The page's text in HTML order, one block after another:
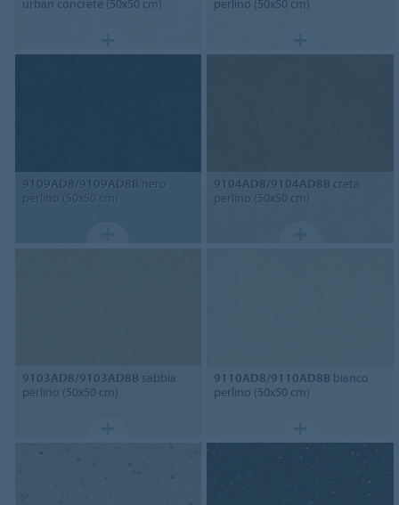
urban concrete (50x50 cm) perlino (50x50 cm)
9109AD8/9109AD8B nero
perlino (50x50 cm)
9104AD8/9104AD8B creta
perlino (50x50 cm)
9103AD8/9103AD8B sabbia
perlino (50x50 cm)
9110AD8/9110AD8B bianco
perlino (50x50 cm)